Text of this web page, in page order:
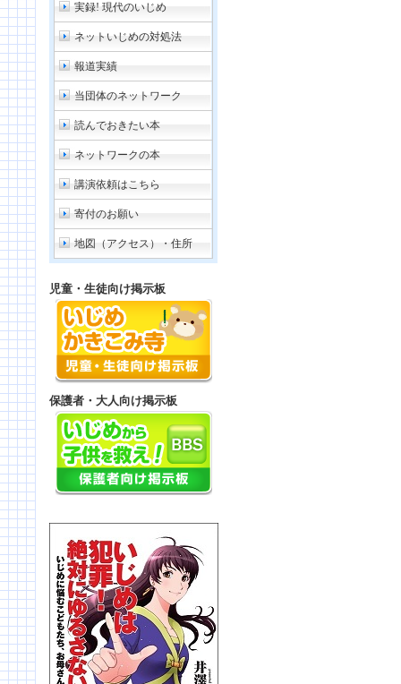
実録! 現代のいじめ
ネットいじめの対処法
報道実績
当団体のネットワーク
読んでおきたい本
ネットワークの本
講演依頼はこちら
寄付のお願い
地図（アクセス）・住所
児童・生徒向け掲示板
保護者・大人向け掲示板